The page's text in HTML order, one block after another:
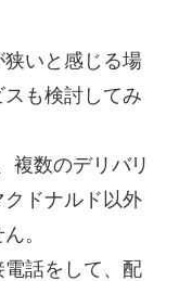
いと感じる場
も検討してみ
複数のデリバリ
ドナルド以外
。
話をして、配